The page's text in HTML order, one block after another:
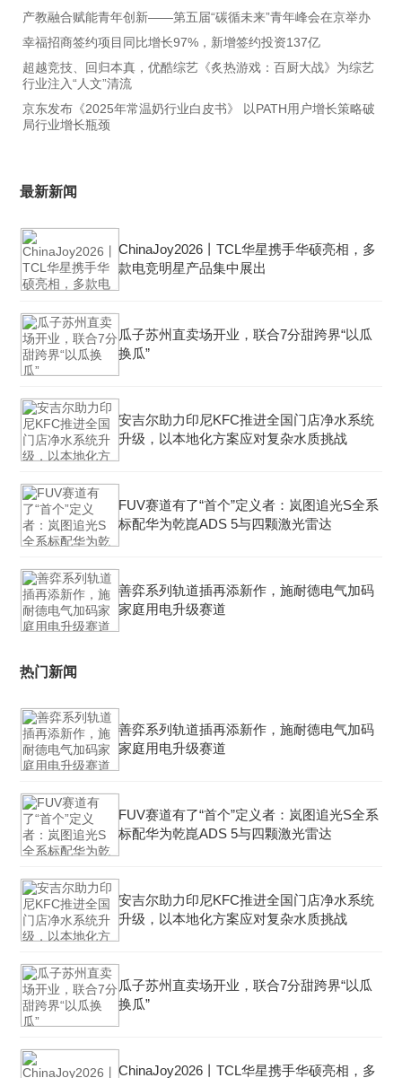
产教融合赋能青年创新――第五届“碳循未来”青年峰会在京举办
幸福招商签约项目同比增长97%，新增签约投资137亿
超越竞技、回归本真，优酷综艺《炙热游戏：百厨大战》为综艺
行业注入“人文”清流
京东发布《2025年常温奶行业白皮书》 以PATH用户增长策略破
局行业增长瓶颈
最新新闻
ChinaJoy2026丨TCL华星携手华硕亮相，多
款电竞明星产品集中展出
瓜子苏州直卖场开业，联合7分甜跨界“以瓜
换瓜”
安吉尔助力印尼KFC推进全国门店净水系统
升级，以本地化方案应对复杂水质挑战
FUV赛道有了“首个”定义者：岚图追光S全系
标配华为乾崑ADS 5与四颗激光雷达
善弈系列轨道插再添新作，施耐德电气加码
家庭用电升级赛道
热门新闻
善弈系列轨道插再添新作，施耐德电气加码
家庭用电升级赛道
FUV赛道有了“首个”定义者：岚图追光S全系
标配华为乾崑ADS 5与四颗激光雷达
安吉尔助力印尼KFC推进全国门店净水系统
升级，以本地化方案应对复杂水质挑战
瓜子苏州直卖场开业，联合7分甜跨界“以瓜
换瓜”
ChinaJoy2026丨TCL华星携手华硕亮相，多